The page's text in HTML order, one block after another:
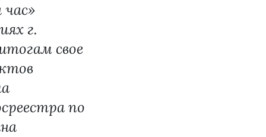
г.
свое
по